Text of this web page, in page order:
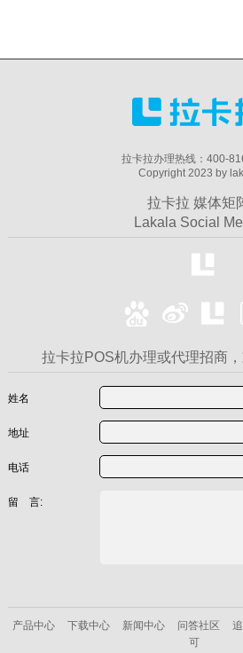
拉卡拉办理热线：400-
Copyright 2023 by
拉卡拉 媒体矩
Lakala Social
拉卡拉POS机办理或代理招商
姓名
地址
电话
留 言:
产品中心 下载中心 新闻中心 问答社区
可